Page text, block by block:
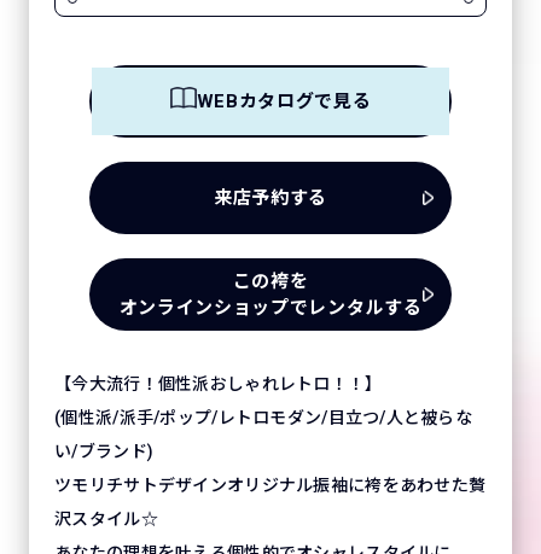
WEBカタログで見る
来店予約する
この袴を
オンラインショップでレンタルする
【今大流行！個性派おしゃれレトロ！！】
(個性派/派手/ポップ/レトロモダン/目立つ/人と被らな
い/ブランド)
ツモリチサトデザインオリジナル振袖に袴をあわせた贅
沢スタイル☆